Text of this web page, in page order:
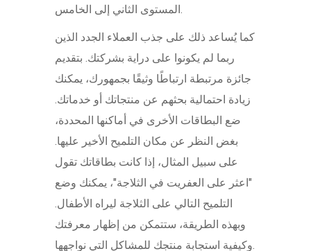
كما يُساعد ذلك على جذب العملاء الجدد الذين
ربما لم يكونوا على دراية بشركتك. بتقديم
جائزة مرتبطة ارتباطًا وثيقًا بجمهورك، يمكنك
زيادة احتمالية بحثهم عن منتجاتك أو خدماتك.
ضع البطاقات الأخرى في أماكنها المحددة،
بغض النظر عن مكان التلميح الأخير عليها.
على سبيل المثال، إذا كانت بطاقاتك تقول
"اعثر على العفريت في الثلاجة"، يمكنك وضع
التلميح التالي على الثلاجة ليراه الأطفال.
وبهذه الطريقة، ستتمكن من إظهار معرفتك